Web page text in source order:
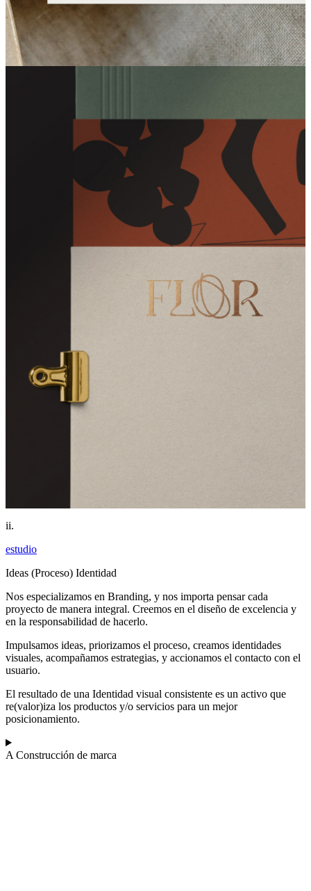
ii.
estudio
Ideas (Proceso) Identidad
Nos especializamos en Branding, y nos importa pensar cada
proyecto de manera integral. Creemos en el diseño de excelencia y
en la responsabilidad de hacerlo.
Impulsamos ideas, priorizamos el proceso, creamos identidades
visuales, acompañamos estrategias, y accionamos el contacto con el
usuario.
El resultado de una Identidad visual consistente es un activo que
re(valor)iza los productos y/o servicios para un mejor
posicionamiento.
A Construcción de marca